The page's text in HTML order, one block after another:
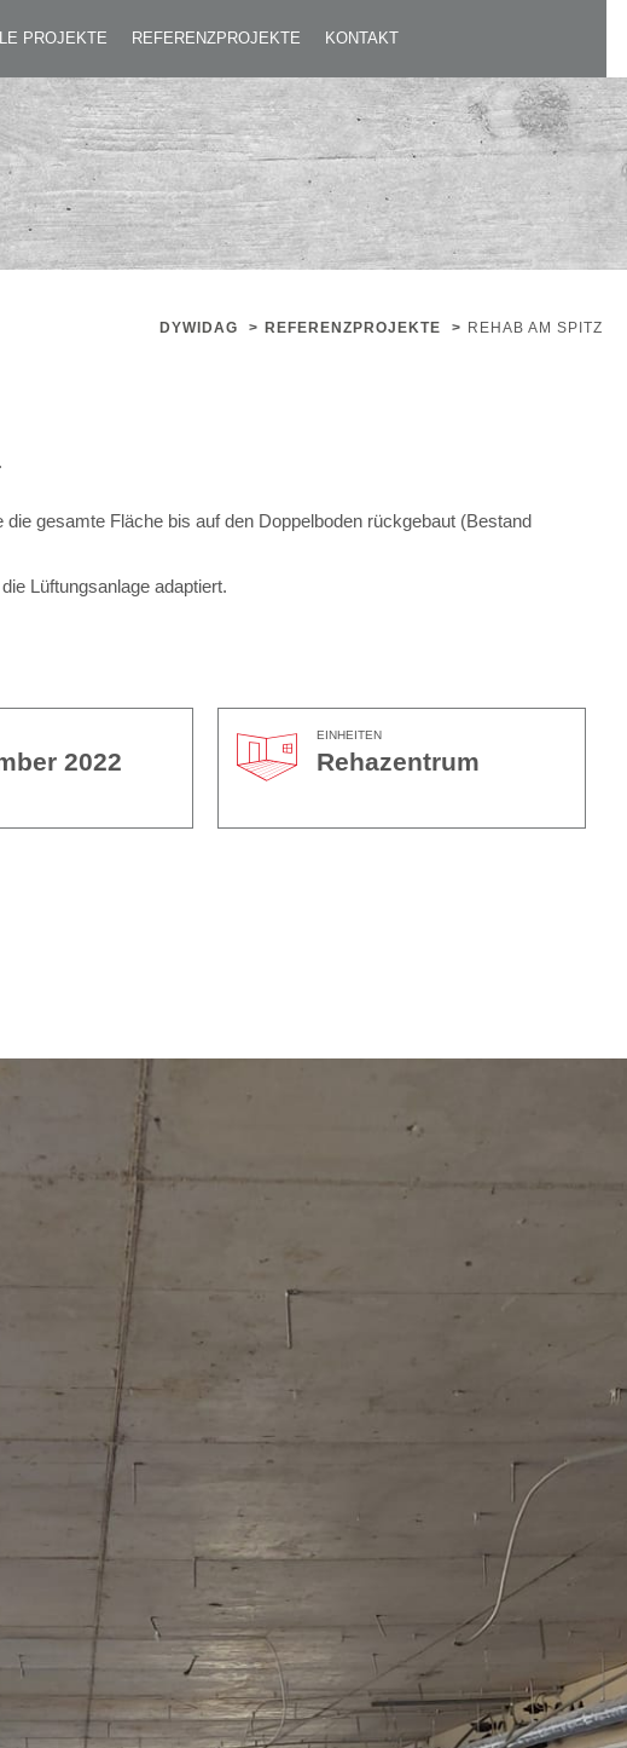
PROJEKTE REFERENZPROJEKTE KONTAKT
DYWIDAG > REFERENZPROJEKTE > REHAB AM SPITZ
gesamte Fläche bis auf den Doppelboden rückgebaut (Bestand
Lüftungsanlage adaptiert.
2022
EINHEITEN
Rehazentrum